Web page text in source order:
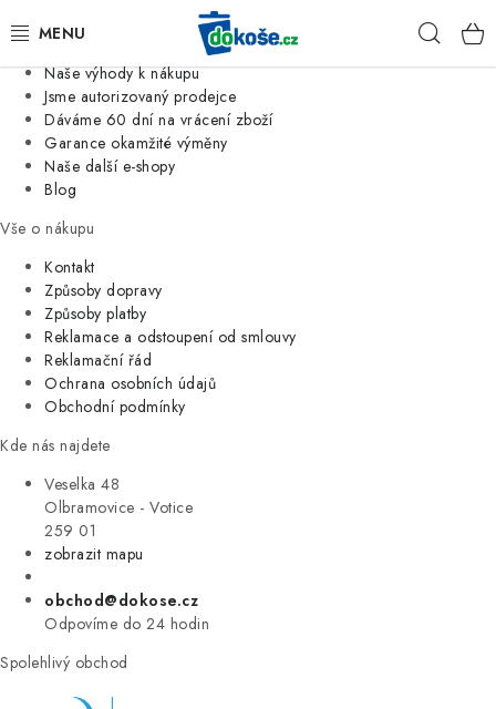
Jsme tradiční česká firma
Naše výhody k nákupu
Jsme autorizovaný prodejce
Dáváme 60 dní na vrácení zboží
Garance okamžité výměny
Naše další e-shopy
Blog
Vše o nákupu
Kontakt
Způsoby dopravy
Způsoby platby
Reklamace a odstoupení od smlouvy
Reklamační řád
Ochrana osobních údajů
Obchodní podmínky
Kde nás najdete
Veselka 48
Olbramovice - Votice
259 01
zobrazit mapu
obchod@dokose.cz
Odpovíme do 24 hodin
Spolehlivý obchod
KOŠE
SÁČKY
KUCHYNĚ
ORGANIZACE
DOMÁCNOST
ÚKLID
VÝPRODEJ
ZNAČKY
Úvod Kontakt Blog
Moje objednávka